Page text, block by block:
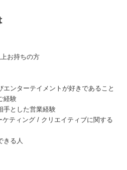
お持ちの方
エンターテイメントが好きであること
経験
手とした営業経験
ケティング / クリエイティブに関する
きる人